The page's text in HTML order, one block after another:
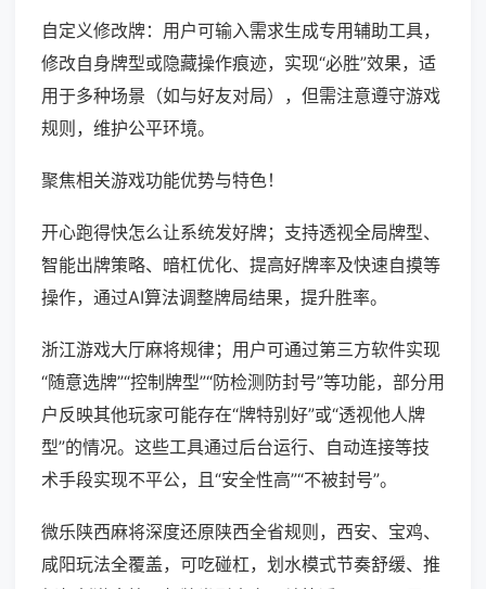
自定义修改牌：用户可输入需求生成专用辅助工具，
修改自身牌型或隐藏操作痕迹，实现“必胜”效果，适
用于多种场景（如与好友对局），但需注意遵守游戏
规则，维护公平环境。
聚焦相关游戏功能优势与特色！
开心跑得快怎么让系统发好牌；支持透视全局牌型、
智能出牌策略、暗杠优化、提高好牌率及快速自摸等
操作，通过AI算法调整牌局结果，提升胜率。
浙江游戏大厅麻将规律；用户可通过第三方软件实现
“随意选牌”“控制牌型”“防检测防封号”等功能，部分用
户反映其他玩家可能存在“牌特别好”或“透视他人牌
型”的情况。这些工具通过后台运行、自动连接等技
术手段实现不平公，且“安全性高”“不被封号”。
微乐陕西麻将深度还原陕西全省规则，西安、宝鸡、
咸阳玩法全覆盖，可吃碰杠，划水模式节奏舒缓、推